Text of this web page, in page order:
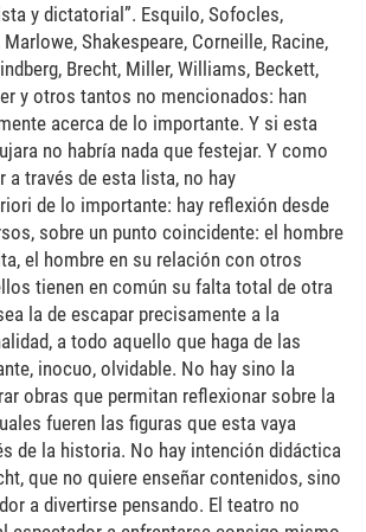
y dictatorial”. Esquilo, Sofocles,
Marlowe, Shakespeare, Corneille, Racine,
Brecht, Miller, Williams, Beckett,
y otros tantos no mencionados: han
acerca de lo importante. Y si esta
no habría nada que festejar. Y como
a través de esta lista, no hay
de lo importante: hay reflexión desde
sobre un punto coincidente: el hombre
el hombre en su relación con otros
tienen en común su falta total de otra
la de escapar precisamente a la
a todo aquello que haga de las
inocuo, olvidable. No hay sino la
obras que permitan reflexionar sobre la
fueren las figuras que esta vaya
de la historia. No hay intención didáctica
que no quiere enseñar contenidos, sino
a divertirse pensando. El teatro no